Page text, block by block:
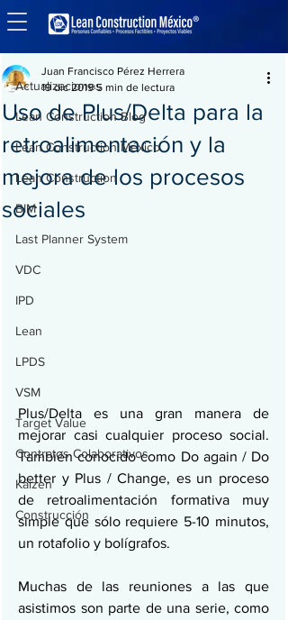
Entrada
Actualizaciones
Lean Construction Blog
Lean Construction México
Lean Construction
BIM
Last Planner System
VDC
IPD
Lean
LPDS
VSM
Target Value
Contratos Colaborativos
Kaizen
Construcción
Uso de Plus/Delta para la
retroalimentación y la
mejora de los procesos
sociales
Juan Francisco Pérez Herrera
19 dic 2019 5 min de lectura
Plus/Delta es una gran manera de
mejorar casi cualquier proceso social.
También conocido como Do again / Do
better y Plus / Change, es un proceso
de retroalimentación formativa muy
simple que sólo requiere 5-10 minutos,
un rotafolio y bolígrafos.
Muchas de las reuniones a las que
asistimos son parte de una serie, como